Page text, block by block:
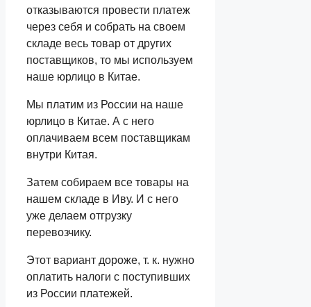
отказываются провести платеж
через себя и собрать на своем
складе весь товар от других
поставщиков, то мы используем
наше юрлицо в Китае.
Мы платим из России на наше
юрлицо в Китае. А с него
оплачиваем всем поставщикам
внутри Китая.
Затем собираем все товары на
нашем складе в Иву. И с него
уже делаем отгрузку
перевозчику.
Этот вариант дороже, т. к. нужно
оплатить налоги с поступивших
из России платежей.